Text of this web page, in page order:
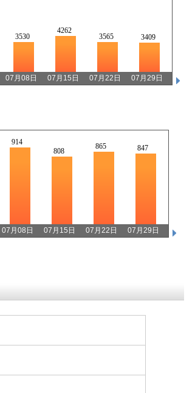
3409
3565
4262
3530
07月29日
07月22日
07月15日
07月08日
847
865
808
914
07月29日
07月22日
07月15日
07月08日